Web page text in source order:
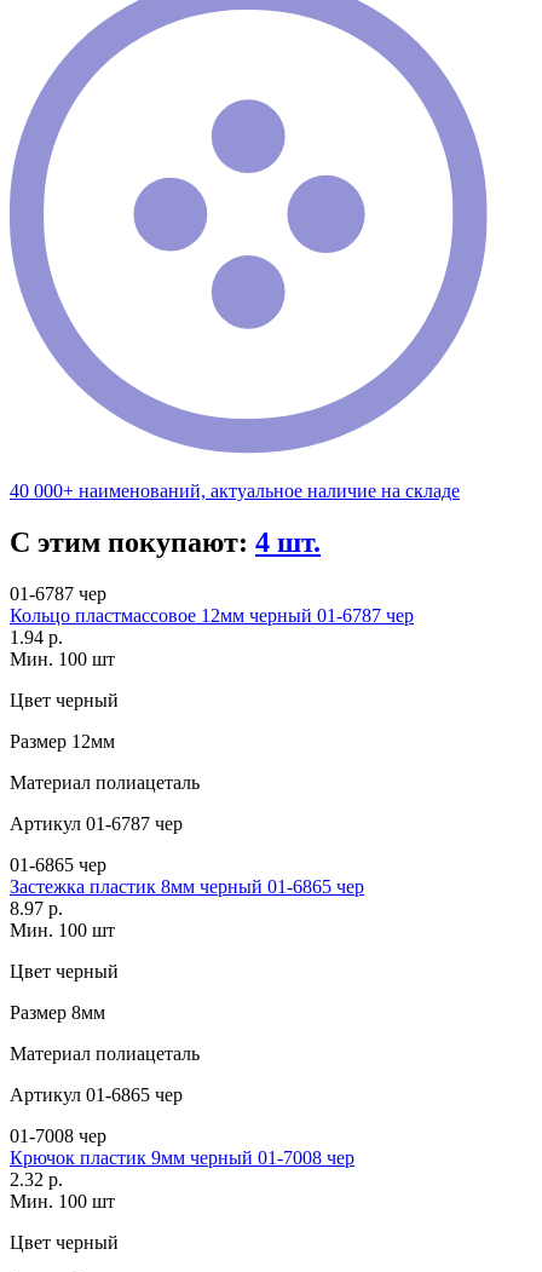
40 000+ наименований, актуальное наличие на складе
С этим покупают: 4 шт.
01-6787 чер
Кольцо пластмассовое 12мм черный 01-6787 чер
1.94 р.
Мин. 100 шт
Цвет черный
Размер 12мм
Материал полиацеталь
Артикул 01-6787 чер
01-6865 чер
Застежка пластик 8мм черный 01-6865 чер
8.97 р.
Мин. 100 шт
Цвет черный
Размер 8мм
Материал полиацеталь
Артикул 01-6865 чер
01-7008 чер
Крючок пластик 9мм черный 01-7008 чер
2.32 р.
Мин. 100 шт
Цвет черный